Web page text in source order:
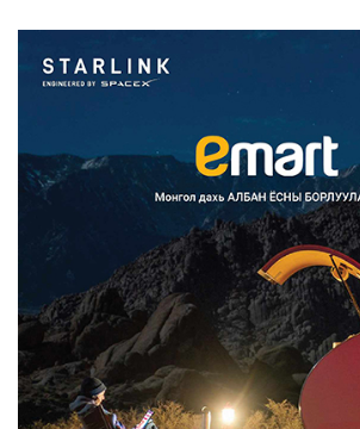
Францад иргэд рүү зөвшөөрөлгүй
сурталчилгааны дууд...
2026/08/07
Нийтийн тээврийн Ч:19А чиглэлийн